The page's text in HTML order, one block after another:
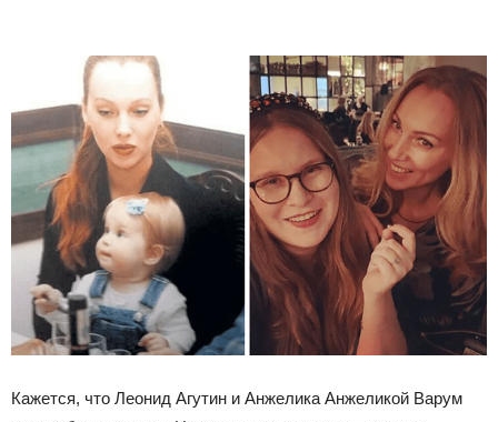
Кажется, что Леонид Агутин и Анжелика Анжеликой Варум